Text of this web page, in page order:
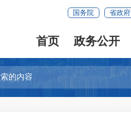
国务院 省政府
首页 政务公开